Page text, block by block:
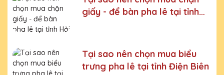
Bước 5: Gửi hàng cho khách
Bước 6:Gọi điện xác nhận với khách hàng
và nghiêm ngặt ở từng khâu sản xuất.Xưởng sản xuất
Chặn giấy - Để bàn pha lê uy tín, chất lượng
giấy - để bàn pha lê tại tỉnh
Tại sao nên chọn mua biểu
trưng pha lê tại tỉnh Điện Biên